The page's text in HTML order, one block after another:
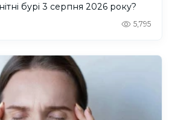
бурі 3 серпня 2026 року?
5,795